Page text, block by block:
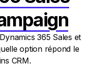
365 Sales et
option répond le
CRM.